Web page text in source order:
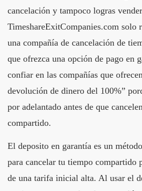
cancelación y tampoco logras
TimeshareExitCompanies.com solo
una compañía de cancelación de
que ofrezca una opción de pago en
confiar en las compañías que
devolución de dinero del 100%”
por adelantado antes de que
compartido.
El deposito en garantía es un
para cancelar tu tiempo compartido
de una tarifa inicial alta. Al usar el